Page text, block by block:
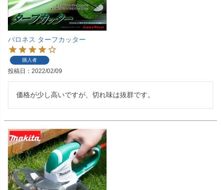
バロネス ターフカッター
購入者
投稿日 2022/02/09
価格が少し高いですが、切れ味は抜群です。